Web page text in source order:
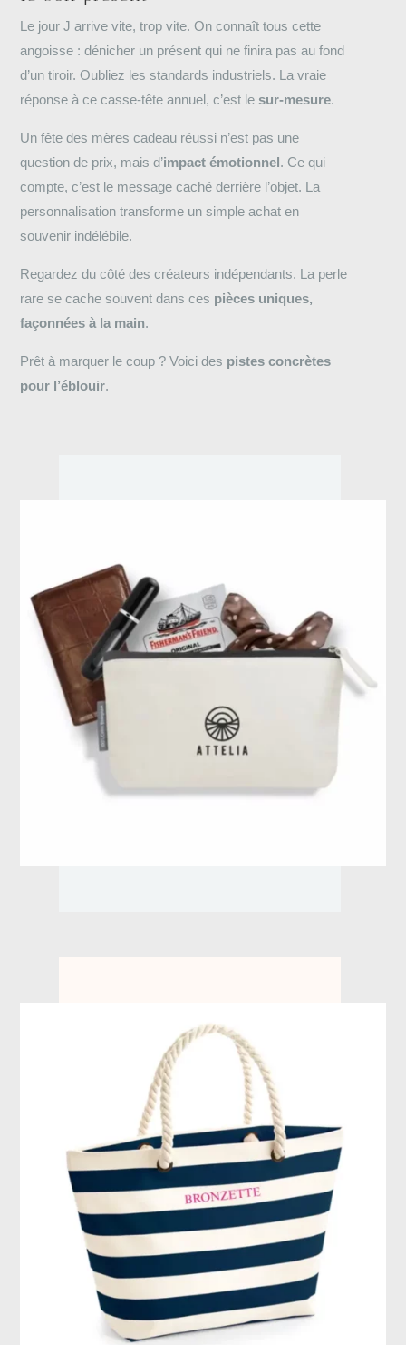
Le jour J arrive vite, trop vite. On connaît tous cette
angoisse : dénicher un présent qui ne finira pas au fond
d’un tiroir. Oubliez les standards industriels. La vraie
réponse à ce casse-tête annuel, c’est le sur-mesure.
Un fête des mères cadeau réussi n’est pas une
question de prix, mais d’impact émotionnel. Ce qui
compte, c’est le message caché derrière l’objet. La
personnalisation transforme un simple achat en
souvenir indélébile.
Regardez du côté des créateurs indépendants. La perle
rare se cache souvent dans ces pièces uniques,
façonnées à la main.
Prêt à marquer le coup ? Voici des pistes concrètes
pour l’éblouir.